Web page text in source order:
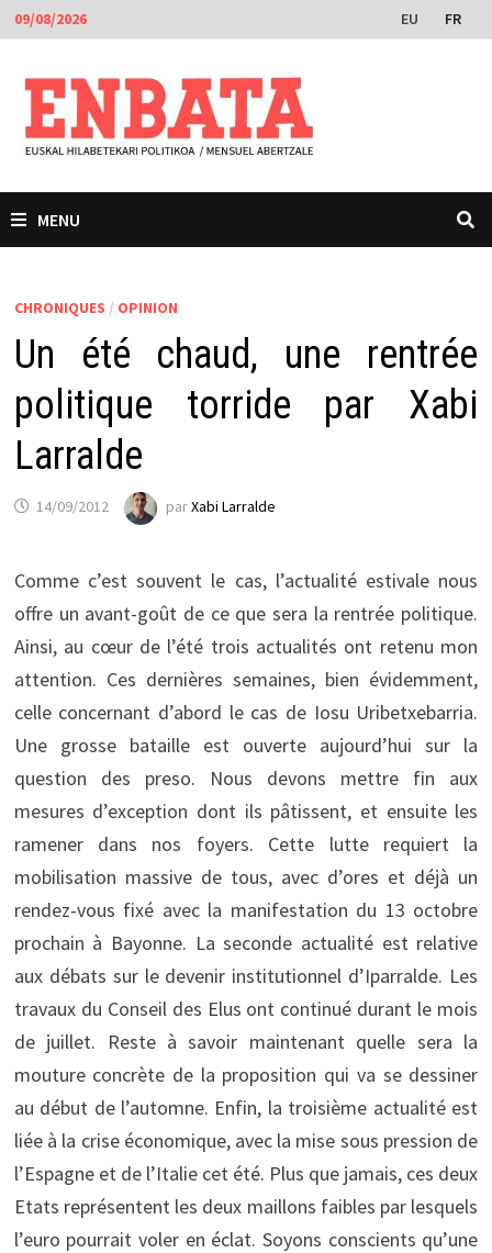
Passer
au
contenu
09/08/2026 EU FR
MENU
CHRONIQUES / OPINION
Un été chaud, une rentrée
politique torride par Xabi
Larralde
14/09/2012 parXabi Larralde
Comme c’est souvent le cas, l’actualité estivale nous
offre un avant-goût de ce que sera la rentrée politique.
Ainsi, au cœur de l’été trois actualités ont retenu mon
attention. Ces dernières semaines, bien évidemment,
celle concernant d’abord le cas de Iosu Uribetxebarria.
Une grosse bataille est ouverte aujourd’hui sur la
question des preso. Nous devons mettre fin aux
mesures d’exception dont ils pâtissent, et ensuite les
ramener dans nos foyers. Cette lutte requiert la
mobilisation massive de tous, avec d’ores et déjà un
rendez-vous fixé avec la manifestation du 13 octobre
prochain à Bayonne. La seconde actualité est relative
aux débats sur le devenir institutionnel d’Iparralde. Les
travaux du Conseil des Elus ont continué durant le mois
de juillet. Reste à savoir maintenant quelle sera la
mouture concrète de la proposition qui va se dessiner
au début de l’automne. Enfin, la troisième actualité est
liée à la crise économique, avec la mise sous pression de
l’Espagne et de l’Italie cet été. Plus que jamais, ces deux
Etats représentent les deux maillons faibles par lesquels
l’euro pourrait voler en éclat. Soyons conscients qu’une